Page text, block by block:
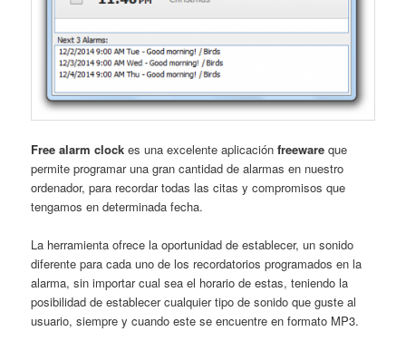
Free alarm clock es una excelente aplicaciónfreewareque
permite programar una gran cantidad de alarmas en nuestro
ordenador, para recordar todas las citas y compromisos que
tengamos en determinada fecha.
La herramienta ofrece la oportunidad de establecer, un sonido
diferente para cada uno de los recordatorios programados en la
alarma, sin importar cual sea el horario de estas, teniendo la
posibilidad de establecer cualquier tipo de sonido que guste al
usuario, siempre y cuando este se encuentre en formato MP3.